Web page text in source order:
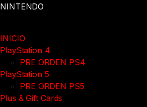
NINTENDO
INICIO
PlayStation 4
PRE ORDEN PS4
PlayStation 5
PRE ORDEN PS5
Plus & Gift Cards